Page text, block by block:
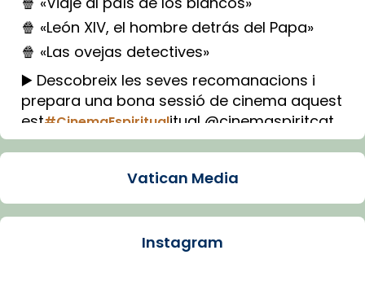
🍿 «León XIV, el hombre detrás del Papa»
🍿 «Las ovejas detectives»
▶️ Descobreix les seves recomanacions i
prepara una bona sessió de cinema aquest
est#CinemaEspiritualitual @cinemaspiritcat
Imatge: Generada amb IA (OpenAI)
View on Facebook · Share
Arquebisbat de Barcelona
Vatican Media
Instagram